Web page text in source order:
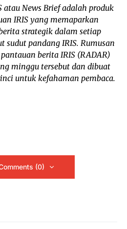
News Brief adalah produk
IRIS yang memaparkan
strategik dalam setiap
sudut pandang IRIS. Rumusan
berita IRIS (RADAR)
minggu tersebut dan dibuat
untuk kefahaman pembaca.
(0)